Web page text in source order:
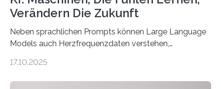
Verändern Die Zukunft
Neben sprachlichen Prompts können Large Language
Models auch Herzfrequenzdaten verstehen,
haben Dr. Morris Gellisch, ehemals an der Ruhr-
17.10.2025